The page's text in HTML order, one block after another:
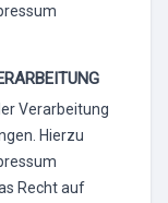
Verarbeitung
Hierzu
Recht auf